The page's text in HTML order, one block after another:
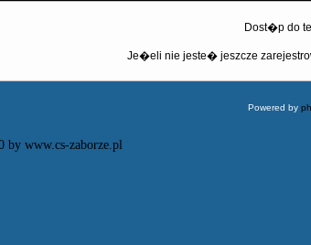
Dost�p do
Je�eli nie jeste� jeszcze
Powered by
by www.cs-zaborze.pl